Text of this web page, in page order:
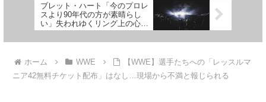
ブレット・ハート「今のプロレ
スより90年代の方が素晴らし
い」失われゆくリング上の心理
学語る
ホーム WWE
【WWE】選手たちへの「レッスルマ
ニア42無料チケット配布」はなし…現場から不満と報じられる